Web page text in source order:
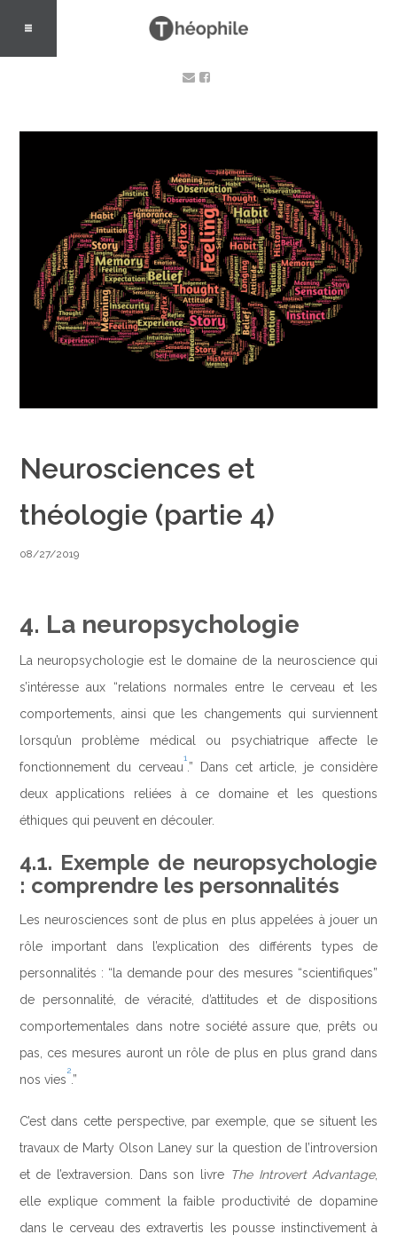
Neurosciences et
théologie (partie 4)
08/27/2019
4. La neuropsychologie
La neuropsychologie est le domaine de la neuroscience qui
s’intéresse aux “relations normales entre le cerveau et les
comportements, ainsi que les changements qui surviennent
lorsqu’un problème médical ou psychiatrique affecte le
fonctionnement du cerveau
1
.” Dans cet article, je considère
deux applications reliées à ce domaine et les questions
éthiques qui peuvent en découler.
4.1. Exemple de neuropsychologie
: comprendre les personnalités
Les neurosciences sont de plus en plus appelées à jouer un
rôle important dans l’explication des différents types de
personnalités : “la demande pour des mesures “scientifiques”
de personnalité, de véracité, d’attitudes et de dispositions
comportementales dans notre société assure que, prêts ou
pas, ces mesures auront un rôle de plus en plus grand dans
nos vies
2
.”
C’est dans cette perspective, par exemple, que se situent les
travaux de Marty Olson Laney sur la question de l’introversion
et de l’extraversion. Dans son livre The Introvert Advantage,
elle explique comment la faible productivité de dopamine
dans le cerveau des extravertis les pousse instinctivement à